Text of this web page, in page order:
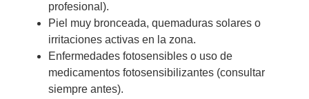
profesional).
Piel muy bronceada, quemaduras solares o
irritaciones activas en la zona.
Enfermedades fotosensibles o uso de
medicamentos fotosensibilizantes (consultar
siempre antes).